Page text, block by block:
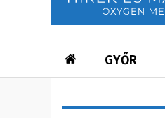
GYŐR